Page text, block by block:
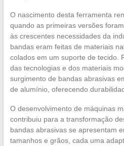
O nascimento desta ferramenta
quando as primeiras versões
às crescentes necessidades da
bandas eram feitas de materiais
colados em um suporte de tecido.
das tecnologias e dos materiais
surgimento de bandas abrasivas
de alumínio, oferecendo
O desenvolvimento de máquinas
contribuiu para a transformação
bandas abrasivas se apresentam
tamanhos e grãos, cada uma